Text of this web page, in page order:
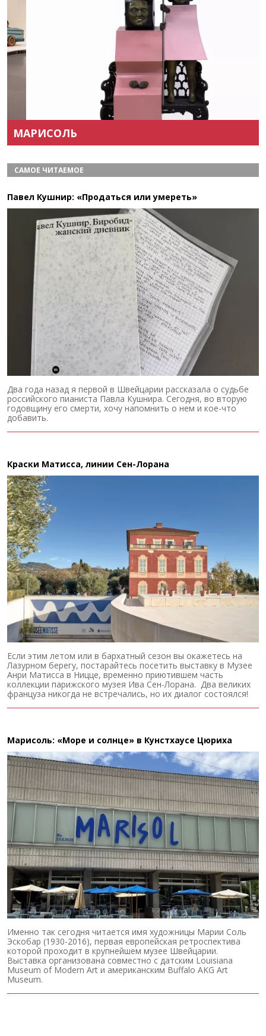
МАРИСОЛЬ
САМОЕ ЧИТАЕМОЕ
Павел Кушнир: «Продаться или умереть»
Два года назад я первой в Швейцарии рассказала о судьбе
российского пианиста Павла Кушнира. Сегодня, во вторую
годовщину его смерти, хочу напомнить о нем и кое-что
добавить.
Краски Матисса, линии Сен-Лорана
Если этим летом или в бархатный сезон вы окажетесь на
Лазурном берегу, постарайтесь посетить выставку в Музее
Анри Матисса в Ницце, временно приютившем часть
коллекции парижского музея Ива Сен-Лорана. Два великих
француза никогда не встречались, но их диалог состоялся!
Марисоль: «Море и солнце» в Кунстхаусе Цюриха
Именно так сегодня читается имя художницы Марии Соль
Эскобар (1930-2016), первая европейская ретроспектива
которой проходит в крупнейшем музее Швейцарии.
Выставка организована совместно с датским Louisiana
Museum of Modern Art и американским Buffalo AKG Art
Museum.